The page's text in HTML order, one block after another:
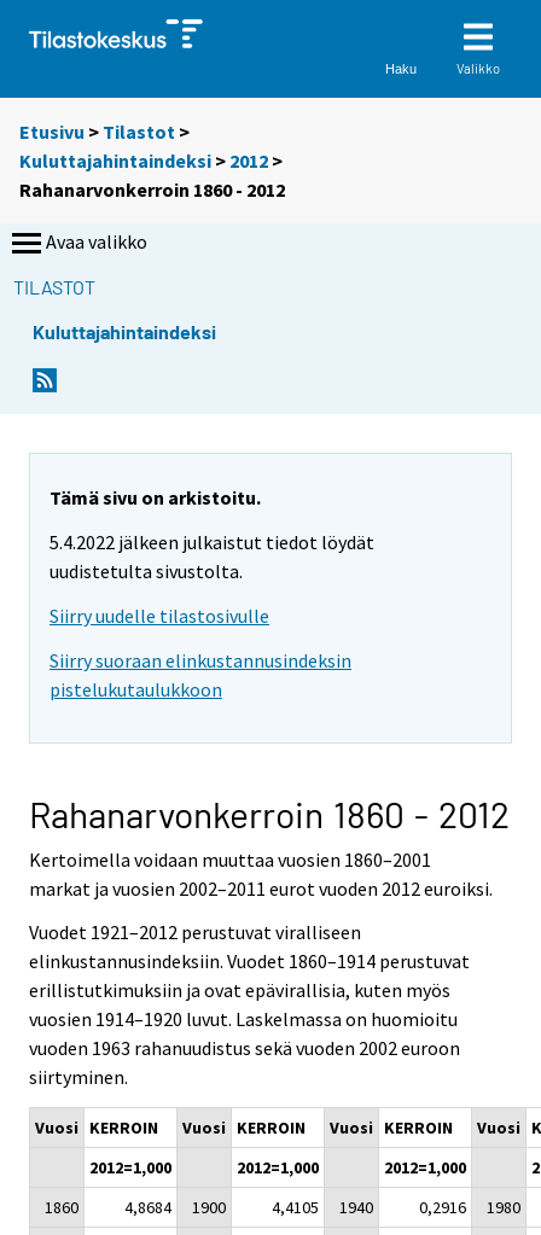
Haku Valikko
Etusivu > Tilastot >
Kuluttajahintaindeksi > 2012 >
Rahanarvonkerroin 1860 - 2012
Avaa valikko
TILASTOT
Kuluttajahintaindeksi
Tämä sivu on arkistoitu.
5.4.2022 jälkeen julkaistut tiedot löydät
uudistetulta sivustolta.
Siirry uudelle tilastosivulle
Siirry suoraan elinkustannusindeksin
pistelukutaulukkoon
Rahanarvonkerroin 1860 - 2012
Kertoimella voidaan muuttaa vuosien 1860–2001
markat ja vuosien 2002–2011 eurot vuoden 2012 euroiksi.
Vuodet 1921–2012 perustuvat viralliseen
elinkustannusindeksiin. Vuodet 1860–1914 perustuvat
erillistutkimuksiin ja ovat epävirallisia, kuten myös
vuosien 1914–1920 luvut. Laskelmassa on huomioitu
vuoden 1963 rahanuudistus sekä vuoden 2002 euroon
siirtyminen.
Vuosi KERROIN Vuosi KERROIN Vuosi KERROIN Vuosi
2012=1,000
2012=1,000 2012=1,000
1860
4,8684 1900 4,4105 1940 0,2916
1980